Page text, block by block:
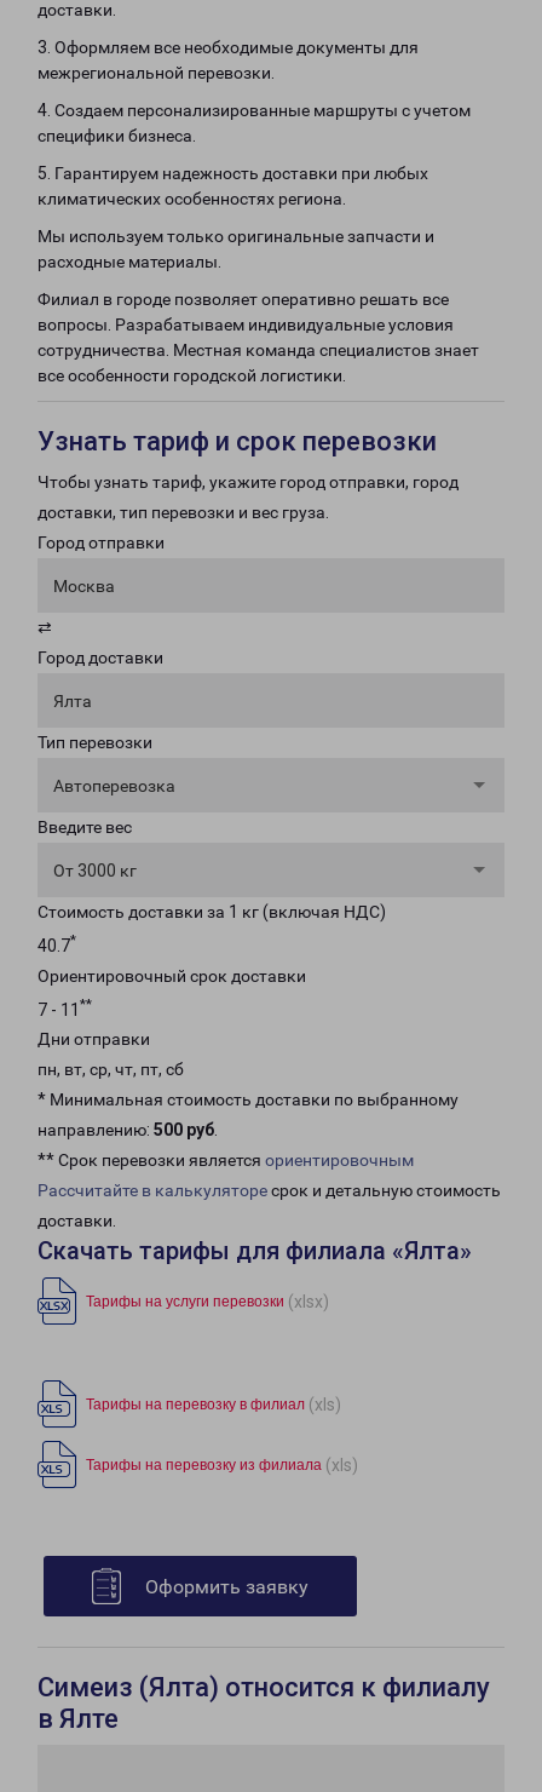
доставки.
3. Оформляем все необходимые документы для
межрегиональной перевозки.
4. Создаем персонализированные маршруты с учетом
специфики бизнеса.
5. Гарантируем надежность доставки при любых
климатических особенностях региона.
Мы используем только оригинальные запчасти и
расходные материалы.
Филиал в городе позволяет оперативно решать все
вопросы. Разрабатываем индивидуальные условия
сотрудничества. Местная команда специалистов знает
все особенности городской логистики.
Узнать тариф и срок перевозки
Чтобы узнать тариф, укажите город отправки, город
доставки, тип перевозки и вес груза.
Город отправки
Москва
⇄
Город доставки
Ялта
Тип перевозки
Автоперевозка
Введите вес
От 3000 кг
Стоимость доставки за 1 кг (включая НДС)
40.7*
Ориентировочный срок доставки
7 - 11 **
Дни отправки
пн, вт, ср, чт, пт, сб
* Минимальная стоимость доставки по выбранному
направлению: 500 руб.
** Срок перевозки является ориентировочным
Рассчитайте в калькуляторесрок и детальную стоимость
доставки.
Скачать тарифы для филиала «Ялта»
Тарифы на услуги перевозки (xlsx)
Тарифы на перевозку в филиал (xls)
Тарифы на перевозку из филиала (xls)
Оформить заявку
Симеиз (Ялта) относится к филиалу
в Ялте